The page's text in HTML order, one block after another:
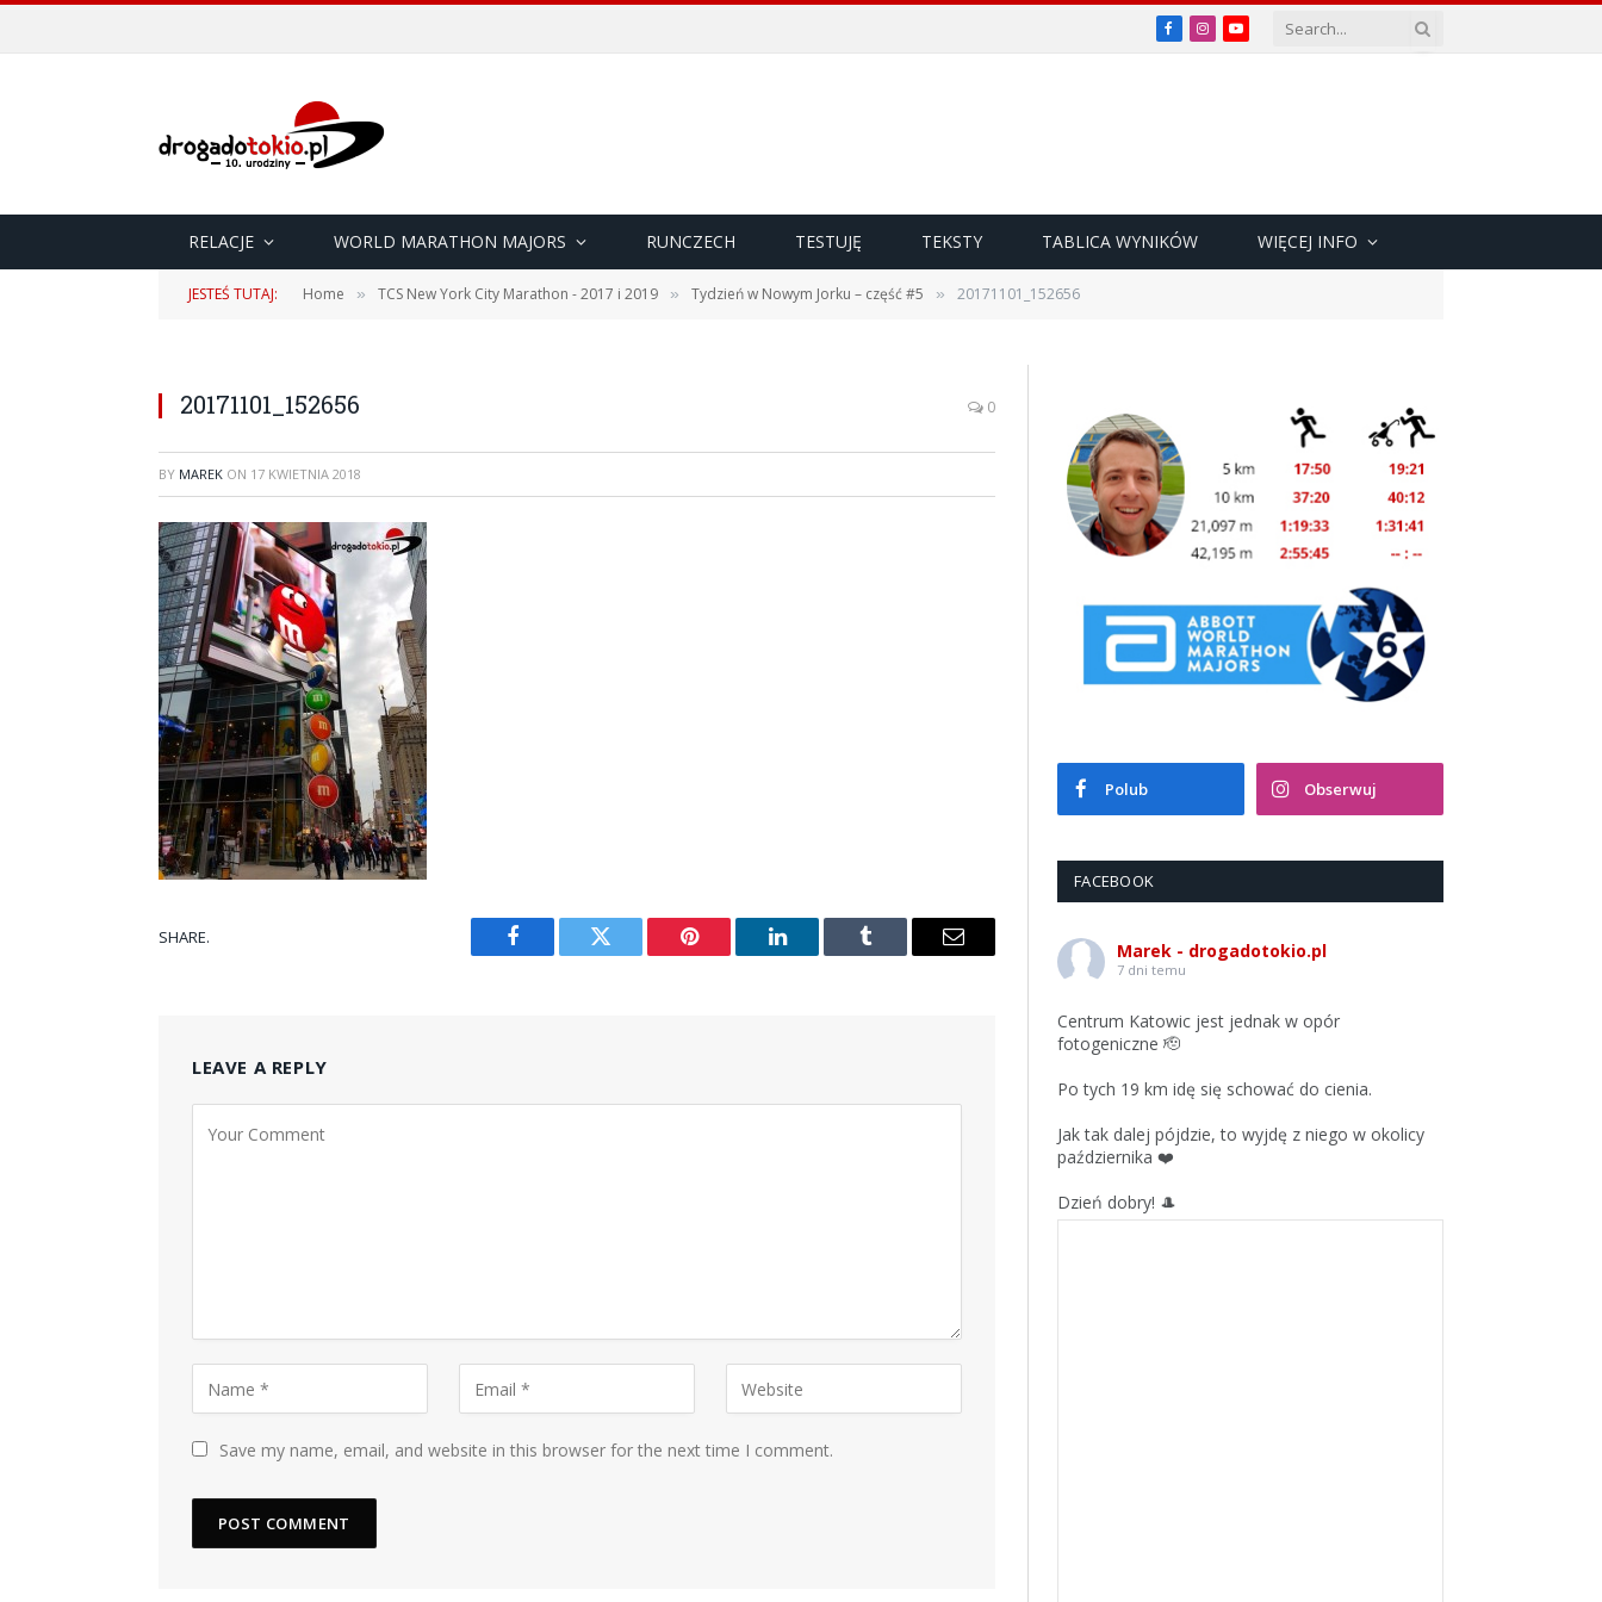
Facebook
InstagramYouTube
RELACJE WORLD MARATHON MAJORS RUNCZECH TESTUJĘ TEKSTY TABLICA WYNIKÓW WIĘCEJ INFO
JESTEŚ TUTAJ: Home » TCS New York City Marathon - 2017 i 2019 » Tydzień w Nowym Jorku – część #5 » 20171101_152656
20171101_152656 0
BY MAREK ON 17 KWIETNIA 2018
SHARE.
Facebook Twitter Pinterest LinkedIn Tumblr Email
LEAVE A REPLY
Save my name, email, and website in this browser for the next time I comment.
Polub Obserwuj
FACEBOOK
Marek - drogadotokio.pl
7 dni temu
Centrum Katowic jest jednak w opór
fotogeniczne 🫡
Po tych 19 km idę się schować do cienia.
Jak tak dalej pójdzie, to wyjdę z niego w okolicy
października ❤️
Dzień dobry! 🎩